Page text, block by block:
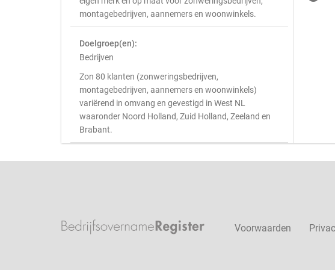
montagebedrijven, aannemers en woonwinkels.
Doelgroep(en):
Bedrijven
Zon 80 klanten (zonweringsbedrijven,
montagebedrijven, aannemers en woonwinkels)
variërend in omvang en gevestigd in West NL
waaronder Noord Holland, Zuid Holland, Zeeland en
Brabant.
Voorwaarden